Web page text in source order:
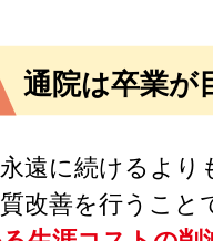
通院は卒業が
遠に続けるよ
改善を行うこと